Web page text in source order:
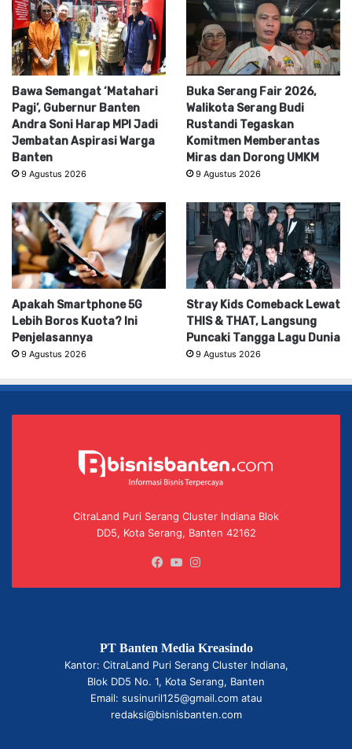
Bawa Semangat ‘Matahari
Pagi’, Gubernur Banten
Andra Soni Harap MPI Jadi
Jembatan Aspirasi Warga
Banten
9 Agustus 2026
Buka Serang Fair 2026,
Walikota Serang Budi
Rustandi Tegaskan
Komitmen Memberantas
Miras dan Dorong UMKM
9 Agustus 2026
Apakah Smartphone 5G
Lebih Boros Kuota? Ini
Penjelasannya
9 Agustus 2026
Stray Kids Comeback Lewat
THIS & THAT, Langsung
Puncaki Tangga Lagu Dunia
9 Agustus 2026
CitraLand Puri Serang Cluster Indiana Blok
DD5, Kota Serang, Banten 42162
Facebook
YouTube
PT Banten Media Kreasindo
Kantor: CitraLand Puri Serang Cluster Indiana,
Blok DD5 No. 1, Kota Serang, Banten
Email: susinuril125@gmail.com atau
redaksi@bisnisbanten.com